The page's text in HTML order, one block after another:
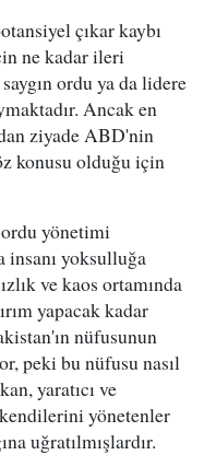
çıkar kaybı
ne kadar ileri
ordu ya da lidere
Ancak en
ziyade ABD'nin
konusu olduğu için
yönetimi
yoksulluğa
ve kaos ortamında
yapacak kadar
nüfusunun
peki bu nüfusu nasıl
yaratıcı ve
yönetenler
uğratılmışlardır.